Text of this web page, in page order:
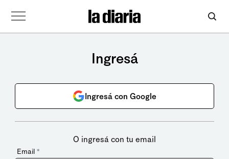
Ingresá
Ingresá con Google
O ingresá con tu email
Email *